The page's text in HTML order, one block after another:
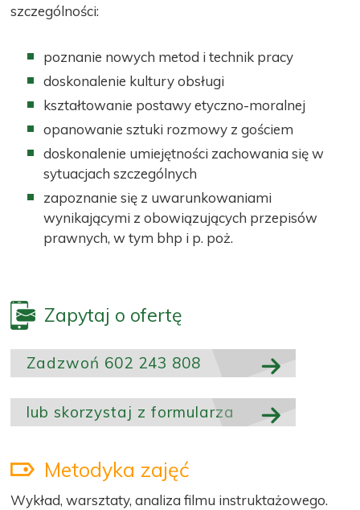
szczególności:
poznanie nowych metod i technik pracy
doskonalenie kultury obsługi
kształtowanie postawy etyczno-moralnej
opanowanie sztuki rozmowy z gościem
doskonalenie umiejętności zachowania się w
sytuacjach szczególnych
zapoznanie się z uwarunkowaniami
wynikającymi z obowiązujących przepisów
prawnych, w tym bhp i p. poż.
Zapytaj o ofertę
Zadzwoń 602 243 808
lub skorzystaj z formularza
Metodyka zajęć
Wykład, warsztaty, analiza filmu instruktażowego.